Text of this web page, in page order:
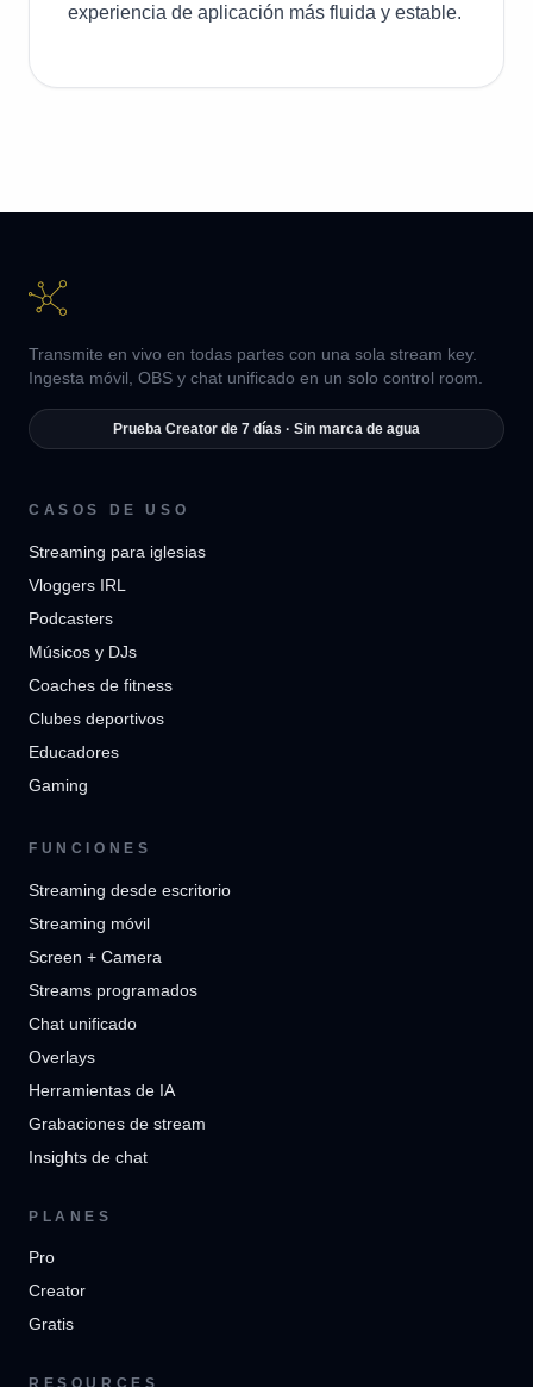
experiencia de aplicación más fluida y estable.
Transmite en vivo en todas partes con una sola stream key.
Ingesta móvil, OBS y chat unificado en un solo control room.
Prueba Creator de 7 días · Sin marca de agua
CASOS DE USO
Streaming para iglesias
Vloggers IRL
Podcasters
Músicos y DJs
Coaches de fitness
Clubes deportivos
Educadores
Gaming
FUNCIONES
Streaming desde escritorio
Streaming móvil
Screen + Camera
Streams programados
Chat unificado
Overlays
Herramientas de IA
Grabaciones de stream
Insights de chat
PLANES
Pro
Creator
Gratis
RESOURCES